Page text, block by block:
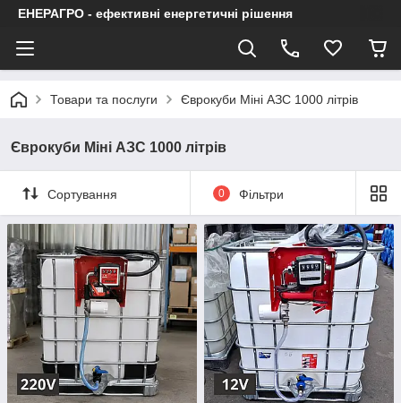
ЕНЕРАГРО - ефективні енергетичні рішення
Товари та послуги Єврокуби Міні АЗС 1000 літрів
Єврокуби Міні АЗС 1000 літрів
Сортування 0 Фільтри